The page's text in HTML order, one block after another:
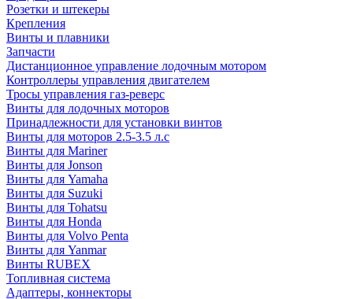
Розетки и штекеры
Крепления
Винты и плавники
Запчасти
Дистанционное управление лодочным мотором
Контроллеры управления двигателем
Тросы управления газ-реверс
Винты для лодочных моторов
Принадлежности для установки винтов
Винты для моторов 2.5-3.5 л.с
Винты для Mariner
Винты для Jonson
Винты для Yamaha
Винты для Suzuki
Винты для Tohatsu
Винты для Honda
Винты для Volvo Penta
Винты для Yanmar
Винты RUBEX
Топливная система
Адаптеры, коннекторы